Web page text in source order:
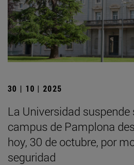
30 | 10 | 2025
La Universidad
campus de Pamplona
hoy, 30 de octubre, por
seguridad